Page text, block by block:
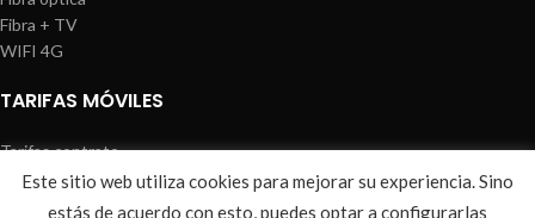
Fibra + TV
WIFI 4G
TARIFAS MÓVILES
Tarifas contrato
Tarifas prepago
WIREDOSAFE Aviso Legal Política de Cookies |Sitemap
Este sitio web utiliza cookies para mejorar su experiencia. Sino
estás de acuerdo con esto, puedes optar a configurarlas